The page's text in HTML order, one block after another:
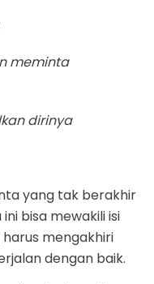
meminta
dirinya
yang tak berakhir
bisa mewakili isi
mengakhiri
dengan baik.